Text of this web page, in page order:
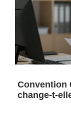
Convention
change-t-